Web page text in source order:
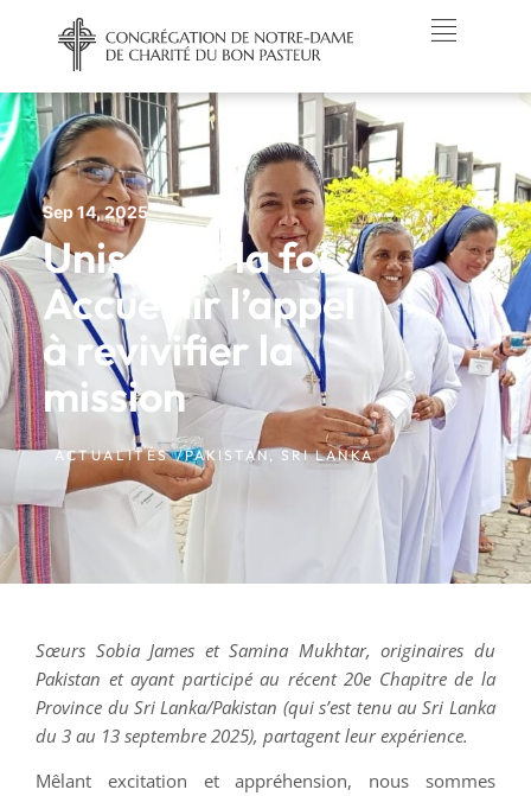
Sep 14, 2025
Unis dans la foi :
Accueillir l’appel
à revivifier la
mission
ACTUALITÉS /PAKISTAN,SRI LANKA
Sœurs Sobia James et Samina Mukhtar, originaires du
Pakistan et ayant participé au récent 20e Chapitre de la
Province du Sri Lanka/Pakistan (qui s’est tenu au Sri Lanka
du 3 au 13 septembre 2025), partagent leur expérience.
Mêlant excitation et appréhension, nous sommes